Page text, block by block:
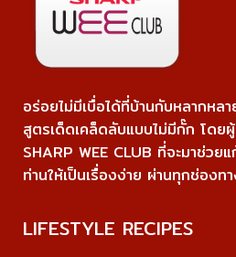
อร่อยไม่มีเบื่อได้ที่บ้านกับหลากหล
สูตรเด็ดเคล็ดลับแบบไม่มีกั๊ก โดย
SHARP WEE CLUB ที่จะมาช่ว
ท่านให้เป็นเรื่องง่าย ผ่านทุกช่องท
LIFESTYLE RECIPES